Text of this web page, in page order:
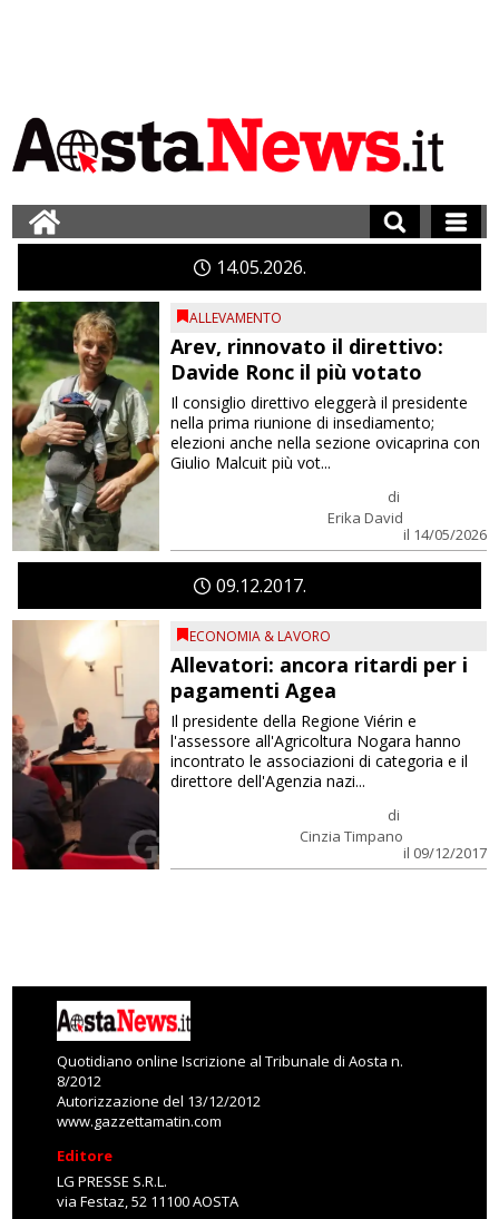
1405 2026
ALLEVAMENTO
Arev, rinnovato il direttivo:
Davide Ronc il più votato
di
Erika David
il 14/05/2026
Il consiglio direttivo eleggerà il presidente
nella prima riunione di insediamento;
elezioni anche nella sezione ovicaprina con
Giulio Malcuit più vot...
09 12 2017
ECONOMIA & LAVORO
Allevatori: ancora ritardi per i
pagamenti Agea
di
Cinzia Timpano
il 09/12/2017
Il presidente della Regione Viérin e
l'assessore all'Agricoltura Nogara hanno
incontrato le associazioni di categoria e il
direttore dell'Agenzia nazi...
Quotidiano online Iscrizione al Tribunale di Aosta n.
8/2012
Autorizzazione del 13/12/2012
www.gazzettamatin.com
Editore
LG PRESSE S.R.L.
via Festaz, 52 11100 AOSTA